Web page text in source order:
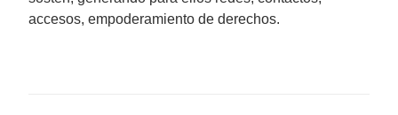
accesos, empoderamiento de derechos.